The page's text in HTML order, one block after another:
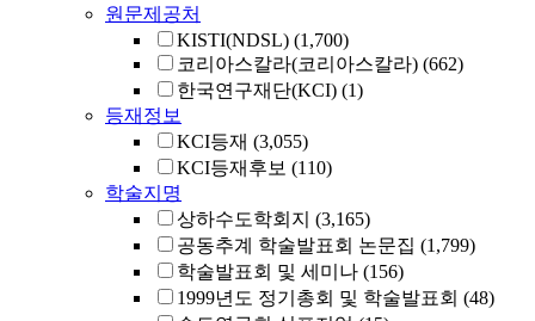
원문제공처
KISTI(NDSL) (1,700)
코리아스칼라(코리아스칼라) (662)
한국연구재단(KCI) (1)
등재정보
KCI등재 (3,055)
KCI등재후보 (110)
학술지명
상하수도학회지 (3,165)
공동추계 학술발표회 논문집 (1,799)
학술발표회 및 세미나 (156)
1999년도 정기총회 및 학술발표회 (48)